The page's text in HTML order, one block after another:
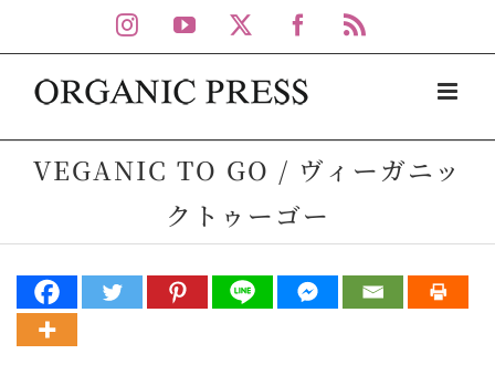
to
content
Instagram
YouTube Facebook
VEGANIC TO GO / ヴィーガニッ
クトゥーゴー